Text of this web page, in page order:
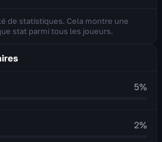
de statistiques. Cela montre une
stat parmi tous les joueurs.
5%
2%